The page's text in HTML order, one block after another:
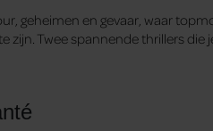
geheimen en gevaar, waar
Twee spannende thrillers